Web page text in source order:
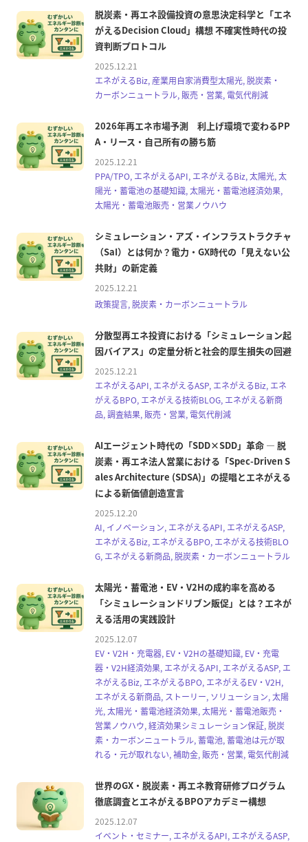
脱炭素・再エネ設備投資の意思決定科学と「エネ
がえるDecision Cloud」構想 不確実性時代の投
資判断プロトコル
2025.12.21
エネがえるBiz, 産業用自家消費型太陽光, 脱炭素・
カーボンニュートラル, 販売・営業, 電気代削減
2026年再エネ市場予測 利上げ環境で変わるPP
A・リース・自己所有の勝ち筋
2025.12.21
PPA/TPO, エネがえるAPI, エネがえるBiz, 太陽光, 太
陽光・蓄電池の基礎知識, 太陽光・蓄電池経済効果,
太陽光・蓄電池販売・営業ノウハウ
シミュレーション・アズ・インフラストラクチャ
（SaI）とは何か？電力・GX時代の「見えない公
共財」の新定義
2025.12.21
政策提言, 脱炭素・カーボンニュートラル
分散型再エネ投資における「シミュレーション起
因バイアス」の定量分析と社会的厚生損失の回避
2025.12.21
エネがえるAPI, エネがえるASP, エネがえるBiz, エネ
がえるBPO, エネがえる技術BLOG, エネがえる新商
品, 調査結果, 販売・営業, 電気代削減
AIエージェント時代の「SDD×SDD」革命 ― 脱
炭素・再エネ法人営業における「Spec-Driven S
ales Architecture (SDSA)」の提唱とエネがえる
による新価値創造宣言
2025.12.20
AI, イノベーション, エネがえるAPI, エネがえるASP,
エネがえるBiz, エネがえるBPO, エネがえる技術BLO
G, エネがえる新商品, 脱炭素・カーボンニュートラル
太陽光・蓄電池・EV・V2Hの成約率を高める
「シミュレーションドリブン販促」とは？エネが
える活用の実践設計
2025.12.07
EV・V2H・充電器, EV・V2Hの基礎知識, EV・充電
器・V2H経済効果, エネがえるAPI, エネがえるASP, エ
ネがえるBiz, エネがえるBPO, エネがえるEV・V2H,
エネがえる新商品, ストーリー, ソリューション, 太陽
光, 太陽光・蓄電池経済効果, 太陽光・蓄電池販売・
営業ノウハウ, 経済効果シミュレーション保証, 脱炭
素・カーボンニュートラル, 蓄電池, 蓄電池は元が取
れる・元が取れない, 補助金, 販売・営業, 電気代削減
世界のGX・脱炭素・再エネ教育研修プログラム
徹底調査とエネがえるBPOアカデミー構想
2025.12.07
イベント・セミナー, エネがえるAPI, エネがえるASP,